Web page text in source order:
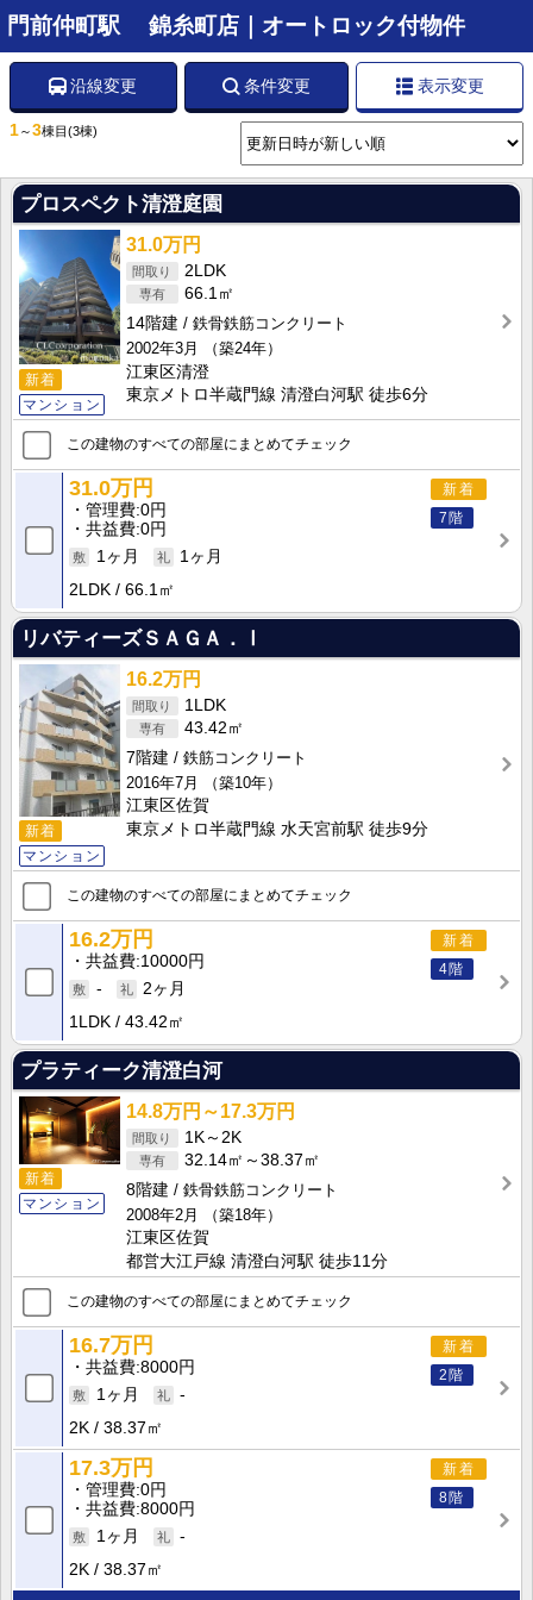
門前仲町駅 錦糸町店｜オートロック付物件
沿線変更 条件変更 表示変更
1～3棟目 (3棟)
プロスペクト清澄庭園
新着
マンション
31.0万円
2LDK
66.1㎡
14階建
鉄骨鉄筋コンクリート
2002年3月
（築24年）
江東区清澄
東京メトロ半蔵門線 清澄白河駅 徒歩6分
この建物のすべての部屋にまとめてチェック
新着
7階
31.0万円
管理費 0円
共益費 0円
1ヶ月
1ヶ月
2LDK
66.1㎡
リバティーズＳＡＧＡ．Ⅰ
新着
マンション
16.2万円
1LDK
43.42㎡
7階建
鉄筋コンクリート
2016年7月
（築10年）
江東区佐賀
東京メトロ半蔵門線 水天宮前駅 徒歩9分
この建物のすべての部屋にまとめてチェック
新着
4階
16.2万円
共益費 10000円
-
2ヶ月
1LDK
43.42㎡
プラティーク清澄白河
新着
マンション
14.8万円～17.3万円
1K～2K
32.14㎡～38.37㎡
8階建
鉄骨鉄筋コンクリート
2008年2月
（築18年）
江東区佐賀
都営大江戸線 清澄白河駅 徒歩11分
この建物のすべての部屋にまとめてチェック
新着
2階
16.7万円
共益費 8000円
1ヶ月
-
2K
38.37㎡
新着
8階
17.3万円
管理費 0円
共益費 8000円
1ヶ月
-
2K
38.37㎡